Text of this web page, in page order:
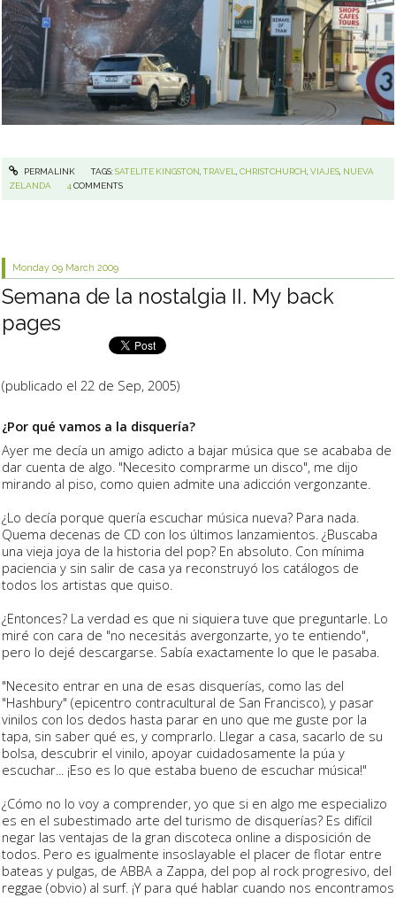
PERMALINK TAGS:SATELITE KINGSTON ,TRAVEL CHRISTCHURCH VIAJES, NUEVA
ZELANDA
4 COMMENTS
Monday 09 March 2009
Semana de la nostalgia II. My back
pages
(publicado el 22 de Sep, 2005)
¿Por qué vamos a la disquería?
Ayer me decía un amigo adicto a bajar música que se acababa de
dar cuenta de algo. "Necesito comprarme un disco", me dijo
mirando al piso, como quien admite una adicción vergonzante.
¿Lo decía porque quería escuchar música nueva? Para nada.
Quema decenas de CD con los últimos lanzamientos. ¿Buscaba
una vieja joya de la historia del pop? En absoluto. Con mínima
paciencia y sin salir de casa ya reconstruyó los catálogos de
todos los artistas que quiso.
¿Entonces? La verdad es que ni siquiera tuve que preguntarle. Lo
miré con cara de "no necesitás avergonzarte, yo te entiendo",
pero lo dejé descargarse. Sabía exactamente lo que le pasaba.
"Necesito entrar en una de esas disquerías, como las del
"Hashbury" (epicentro contracultural de San Francisco), y pasar
vinilos con los dedos hasta parar en uno que me guste por la
tapa, sin saber qué es, y comprarlo. Llegar a casa, sacarlo de su
bolsa, descubrir el vinilo, apoyar cuidadosamente la púa y
escuchar... ¡Eso es lo que estaba bueno de escuchar música!"
¿Cómo no lo voy a comprender, yo que si en algo me especializo
es en el subestimado arte del turismo de disquerías? Es difícil
negar las ventajas de la gran discoteca online a disposición de
todos. Pero es igualmente insoslayable el placer de flotar entre
bateas y pulgas, de ABBA a Zappa, del pop al rock progresivo, del
reggae (obvio) al surf. ¡Y para qué hablar cuando nos encontramos